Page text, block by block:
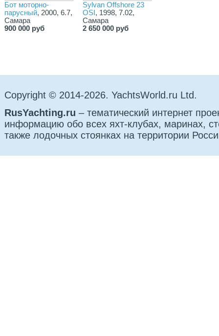
Бот моторно-
парусный, 2000, 6.7,
Самара
900 000 руб
Sylvan Offshore 23
OSI , 1998, 7.02,
Самара
2 650 000 руб
Copyright © 2014-2026. YachtsWorld.ru Ltd.
RusYachting.ru – тематический интернет
информацию обо всех яхт-клубах, маринах,
также лодочных стоянках на территории